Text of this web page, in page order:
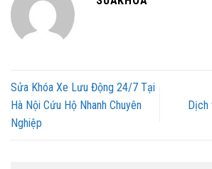
Sửa Khóa Xe Lưu Động 24/7 Tại
Hà Nội Cứu Hộ Nhanh Chuyên
Nghiệp
Dịch